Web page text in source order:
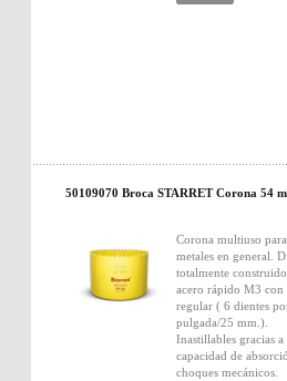
50109070 Broca STARRET Corona 54
Corona multiuso para
metales en general.
totalmente
acero rápido M3 con
regular ( 6 dientes
pulgada/25 mm.).
Inastillables gracias a
capacidad de
choques mecánicos.